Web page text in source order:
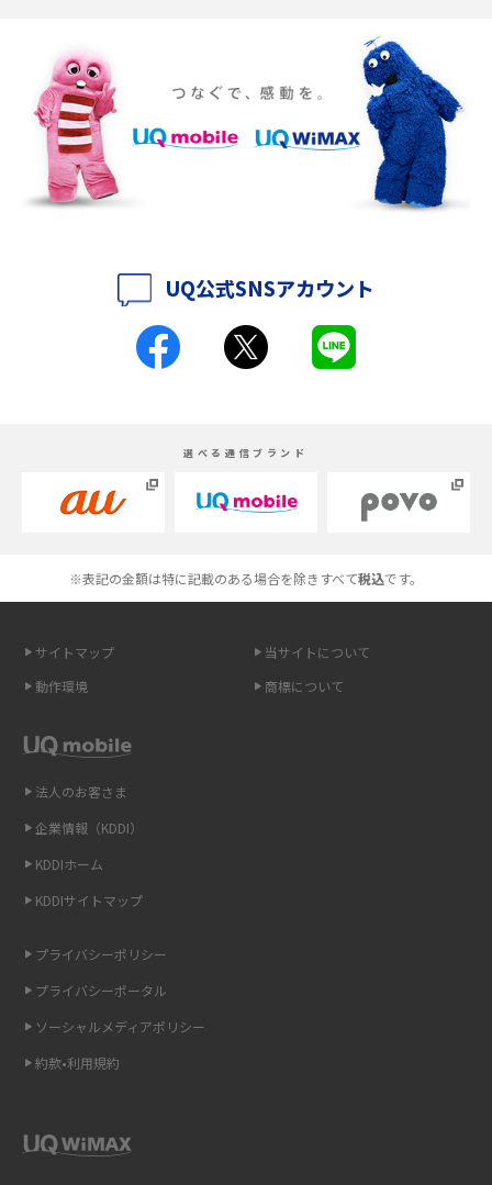
iPhone 16eとiPhone SE（第3世代）の違いは？サイズやスペックを比較し
て解説
iPhone 16eとiPhone 14を徹底比較！スペック・機能の違いをわかりやすく
紹介
iPhone 16とiPhone 15の違いは？カメラ・スペック・機能を徹底比較
iPhoneの機種変更のやり方は？事前準備・手順やデータ移行方法をわかり
Androidスマホとは？特徴やメリット・デメリット、おススメ機種を紹介
高校生にスマホ制限は必要？所持率やメリット・デメリットを詳しく紹介
トを解説
スマホや携帯端末の通信速度制限とは？回避のコツや解除のタイミング・
LINEの通知がこない時の原因と対処法9選！設定の確認手順も解説
スマホのウィジェットとは？iPhone・Androidの設定方法やおススメを紹
リプライ機能とは？LINE、X（旧Twitter）、Instagram、TikTokで送る方法
インスタのDMの送り方は？便利機能の使い方や注意点をわかりやすく解説
UQ公式SNSアカウント
選べる通信ブランド
※表記の金額は特に記載のある場合を除きすべて税込です。
サイトマップ
当サイトについて
動作環境
商標について
法人のお客さま
企業情報（KDDI）
KDDIホーム
KDDIサイトマップ
プライバシーポリシー
プライバシーポータル
ソーシャルメディアポリシー
約款•利用規約